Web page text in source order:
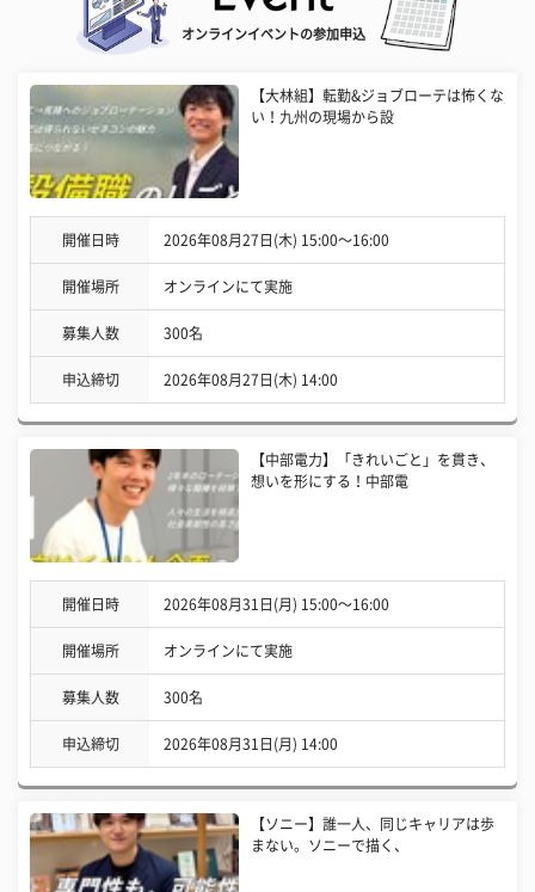
オンラインイベントの参加申込
【大林組】転勤&ジョブローテは怖くな
い！九州の現場から設
開催日時 2026年08月27日(木) 15:00〜16:00
開催場所 オンラインにて実施
募集人数 300名
申込締切 2026年08月27日(木) 14:00
【中部電力】「きれいごと」を貫き、
想いを形にする！中部電
開催日時 2026年08月31日(月) 15:00〜16:00
開催場所 オンラインにて実施
募集人数 300名
申込締切 2026年08月31日(月) 14:00
【ソニー】誰一人、同じキャリアは歩
まない。ソニーで描く、